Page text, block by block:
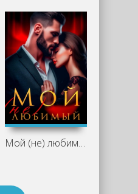
Мой (не) любимый - Анастасия Ридд